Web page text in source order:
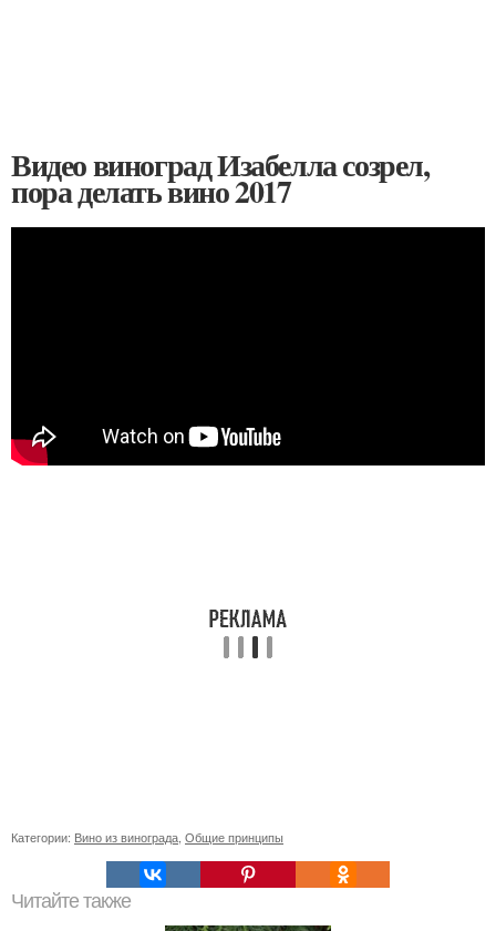
Видео виноград Изабелла созрел,
пора делать вино 2017
Категории: Вино из винограда Общие принципы
Читайте также